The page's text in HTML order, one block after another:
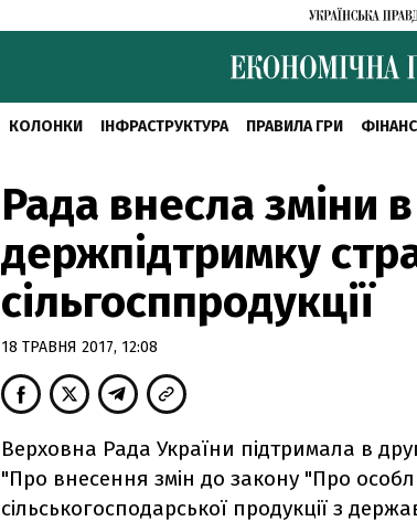
КОЛОНКИ ІНФРАСТРУКТУРА ПРАВИЛА ГРИ
Рада внесла зміни
держпідтримку
сільгосппродукції
18 ТРАВНЯ 2017, 12:08
Верховна Рада України підтримала в
"Про внесення змін до закону "Про
сільськогосподарської продукції з